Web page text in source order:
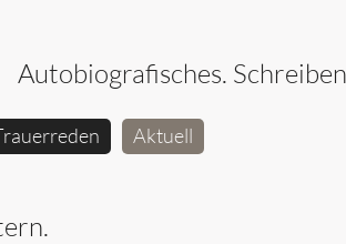
Aktuell
Autobiografisches.